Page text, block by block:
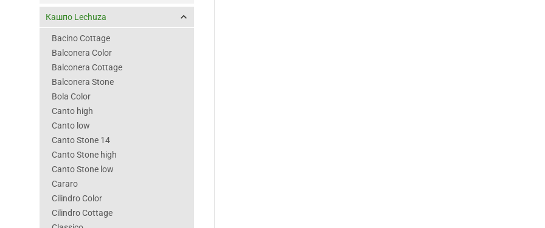
Кашпо Lechuza keyboard_arrow_up
Bacino Cottage
Balconera Color
Balconera Cottage
Balconera Stone
Bola Color
Canto high
Canto low
Canto Stone 14
Canto Stone high
Canto Stone low
Cararo
Cilindro Color
Cilindro Cottage